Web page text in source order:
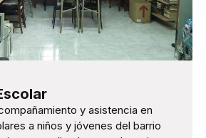
y asistencia en
a niños y jóvenes del barrio